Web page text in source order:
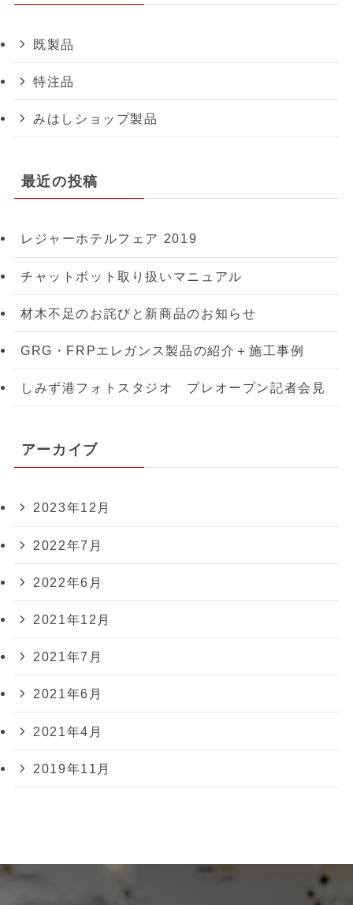
既製品
特注品
みはしショップ製品
最近の投稿
レジャーホテルフェア 2019
チャットボット取り扱いマニュアル
材木不足のお詫びと新商品のお知らせ
GRG・FRPエレガンス製品の紹介＋施工事例
しみず港フォトスタジオ プレオープン記者会見
アーカイブ
2023年12月
2022年7月
2022年6月
2021年12月
2021年7月
2021年6月
2021年4月
2019年11月